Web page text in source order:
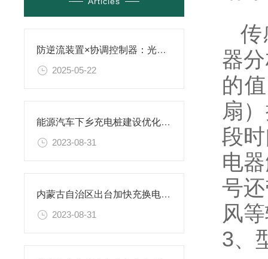
防逆流装置×协调控制器：光伏储能并网中的协同应用
2025-05-22
能源汽车下乡充电桩建设优化建议及解决方案
2023-08-31
内蒙古自治区出台加快充换电基础设施建设实施方案
2023-08-31
传
器
的
扇
段
电
号
风
3、